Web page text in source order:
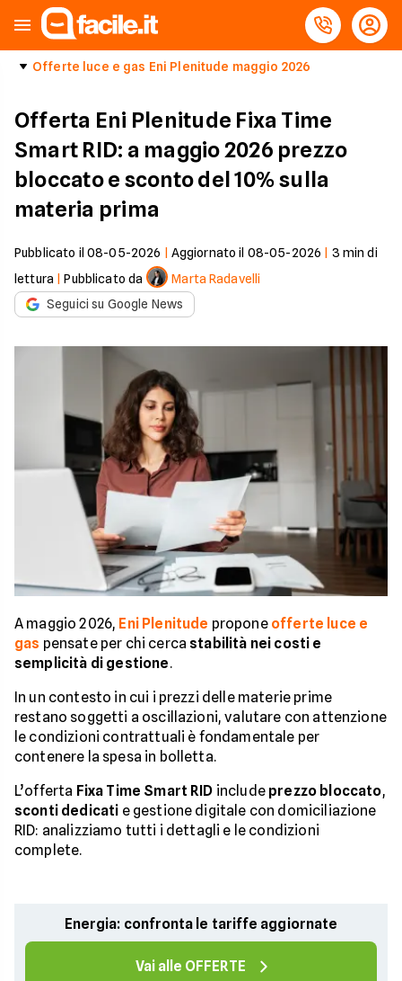
Offerte luce e gas Eni Plenitude maggio 2026
Offerta Eni Plenitude Fixa Time
Smart RID: a maggio 2026 prezzo
bloccato e sconto del 10% sulla
materia prima
Pubblicato il 08-05-2026 Aggiornato il 08-05-2026 3 min di
lettura |Pubblicato da
Marta Radavelli
Seguici su Google News
A maggio 2026, Eni Plenitude propone offerte luce e
gas pensate per chi cerca stabilità nei costi e
semplicità di gestione.
In un contesto in cui i prezzi delle materie prime
restano soggetti a oscillazioni, valutare con attenzione
le condizioni contrattuali è fondamentale per
contenere la spesa in bolletta.
L’offerta Fixa Time Smart RID include prezzo bloccato,
sconti dedicati e gestione digitale con domiciliazione
RID: analizziamo tutti i dettagli e le condizioni
complete.
Energia: confronta le tariffe aggiornate
Vai alle OFFERTE